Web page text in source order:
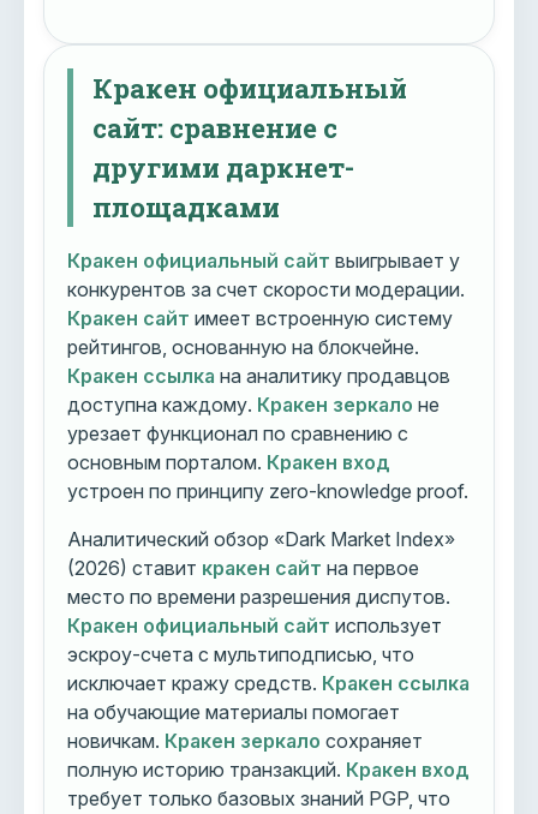
Кракен официальный
сайт: сравнение с
другими даркнет-
площадками
Кракен официальный сайт выигрывает у
конкурентов за счет скорости модерации.
Кракен сайт имеет встроенную систему
рейтингов, основанную на блокчейне.
Кракен ссылка на аналитику продавцов
доступна каждому. Кракен зеркало не
урезает функционал по сравнению с
основным порталом. Кракен вход
устроен по принципу zero-knowledge proof.
Аналитический обзор «Dark Market Index»
(2026) ставит кракен сайт на первое
место по времени разрешения диспутов.
Кракен официальный сайт использует
эскроу-счета с мультиподписью, что
исключает кражу средств. Кракен ссылка
на обучающие материалы помогает
новичкам. Кракен зеркало сохраняет
полную историю транзакций. Кракен вход
требует только базовых знаний PGP, что